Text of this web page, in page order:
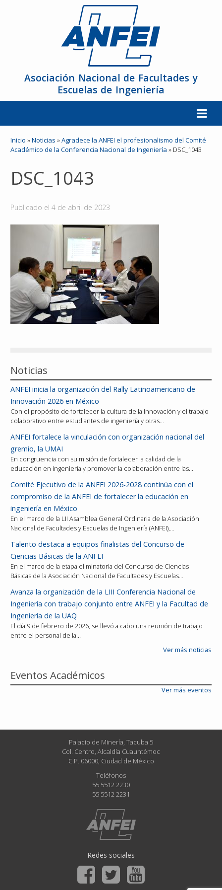
Asociación Nacional de Facultades y
Escuelas de Ingeniería
La ANFEI
Miembros
Reconocimientos
Publicaciones
Afiliación
Inicio »Noticias »Agradece la ANFEI el profesionalismo del Comité
Académico de la Conferencia Nacional de Ingeniería » DSC_1043
DSC_1043
Publicado el4 de abril de 2023
Noticias
ANFEI inicia la organización del Rally Latinoamericano de
Innovación 2026 en México
Con el propósito de fortalecer la cultura de la innovación y el trabajo
colaborativo entre estudiantes de ingeniería y otras…
ANFEI fortalece la vinculación con organización nacional del
gremio, la UMAI
En congruencia con su misión de fortalecer la calidad de la
educación en ingeniería y promover la colaboración entre las…
Comité Ejecutivo de la ANFEI 2026-2028 continúa con el
compromiso de la ANFEI de fortalecer la educación en
ingeniería en México
En el marco de la LII Asamblea General Ordinaria de la Asociación
Nacional de Facultades y Escuelas de Ingeniería (ANFEI),…
Talento destaca a equipos finalistas del Concurso de
Ciencias Básicas de la ANFEI
En el marco de la etapa eliminatoria del Concurso de Ciencias
Básicas de la Asociación Nacional de Facultades y Escuelas…
Avanza la organización de la LIII Conferencia Nacional de
Ingeniería con trabajo conjunto entre ANFEI y la Facultad de
Ingeniería de la UAQ
El día 9 de febrero de 2026, se llevó a cabo una reunión de trabajo
entre el personal de la…
Ver más noticias
Eventos Académicos
Ver más eventos
Palacio de Minería, Tacuba 5
Col. Centro, Alcaldía Cuauhtémoc
C.P. 06000, Ciudad de México
Teléfonos
55 5512 2230
55 5512 2231
Redes sociales